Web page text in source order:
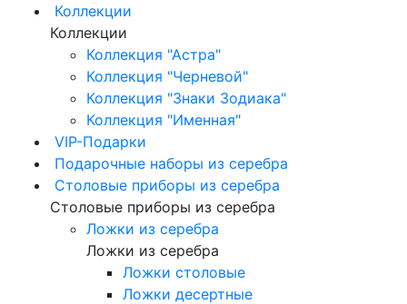
Коллекции
Коллекции
Коллекция "Астра"
Коллекция "Черневой"
Коллекция "Знаки Зодиака"
Коллекция "Именная"
VIP-Подарки
Подарочные наборы из серебра
Столовые приборы из серебра
Столовые приборы из серебра
Ложки из серебра
Ложки из серебра
Ложки столовые
Ложки десертные